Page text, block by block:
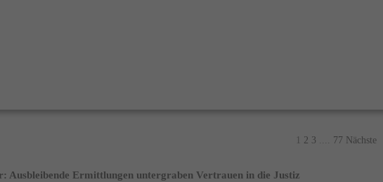
1 2 3 77 Nächste
Ausbleibende Ermittlungen untergraben Vertrauen in die Justiz